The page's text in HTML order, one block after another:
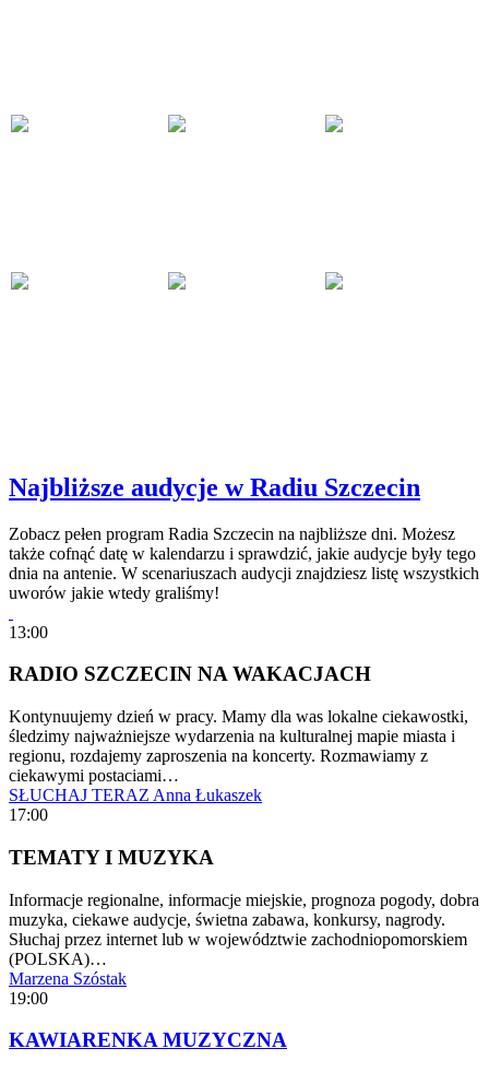
Najbliższe audycje w Radiu Szczecin
Zobacz pełen program Radia Szczecin na najbliższe dni. Możesz
także cofnąć datę w kalendarzu i sprawdzić, jakie audycje były tego
dnia na antenie. W scenariuszach audycji znajdziesz listę wszystkich
uworów jakie wtedy graliśmy!
13:00
RADIO SZCZECIN NA WAKACJACH
Kontynuujemy dzień w pracy. Mamy dla was lokalne ciekawostki,
śledzimy najważniejsze wydarzenia na kulturalnej mapie miasta i
regionu, rozdajemy zaproszenia na koncerty. Rozmawiamy z
ciekawymi postaciami…
SŁUCHAJ TERAZ Anna Łukaszek
17:00
TEMATY I MUZYKA
Informacje regionalne, informacje miejskie, prognoza pogody, dobra
muzyka, ciekawe audycje, świetna zabawa, konkursy, nagrody.
Słuchaj przez internet lub w województwie zachodniopomorskiem
(POLSKA)…
Marzena Szóstak
19:00
KAWIARENKA MUZYCZNA